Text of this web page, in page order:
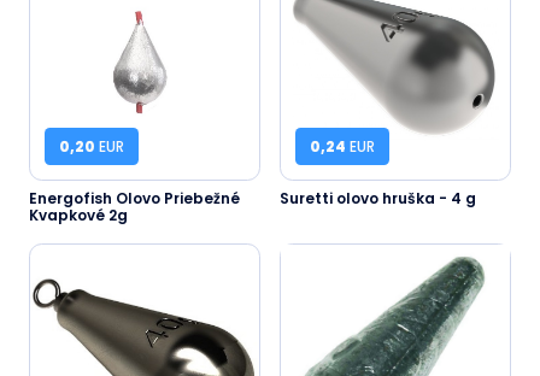
0,20 EUR
Energofish Olovo Priebežné
Kvapkové 2g
0,24 EUR
Suretti olovo hruška - 4 g